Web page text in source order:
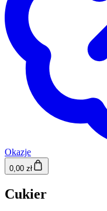
Okazje
0,00 zł
Cukier